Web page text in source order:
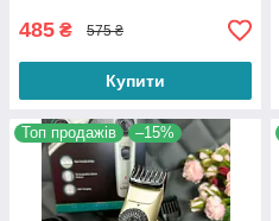
485 ₴ 575 ₴
Купити
Топ продажів –15%